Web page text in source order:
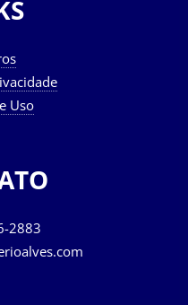
Uso
2883